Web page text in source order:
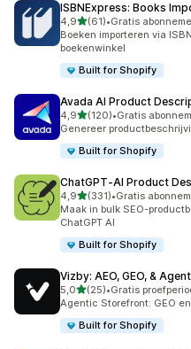
ISBNExpress: Books
4,9van 5 sterren
(61)
61 recensies in totaal
•Gratis
Boeken importeren via
boekenwinkel
Built for Shopify
Avada AI Product
4,9van 5 sterren
(120)
120 recensies in totaal
•Gratis
Genereer
Built for Shopify
ChatGPT‑AI Product
4,9van 5 sterren
(331)
331 recensies in totaal
•Gratis
Maak in bulk SEO-
ChatGPT AI
Built for Shopify
Vizby: AEO, GEO, &
5,0van 5 sterren
(25)
25 recensies in totaal
•Gratis
Agentic Storefront: GEO
Built for Shopify